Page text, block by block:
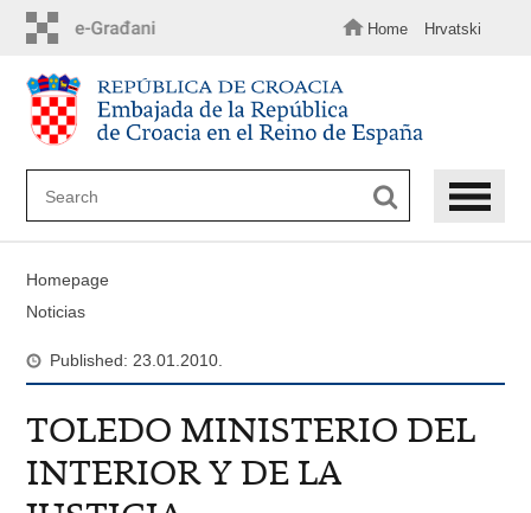
content
Home Hrvatski
Homepage
Noticias
Published: 23.01.2010.
TOLEDO MINISTERIO DEL
INTERIOR Y DE LA